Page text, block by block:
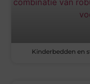
Kinderbedden en